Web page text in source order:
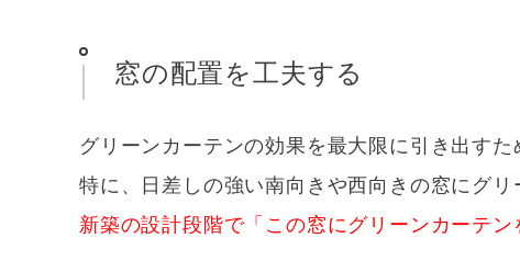
窓の配置を工夫する
グリーンカーテンの効果を最大限に引き出す
特に、日差しの強い南向きや西向きの窓にグ
新築の設計段階で「この窓にグリーンカーテ